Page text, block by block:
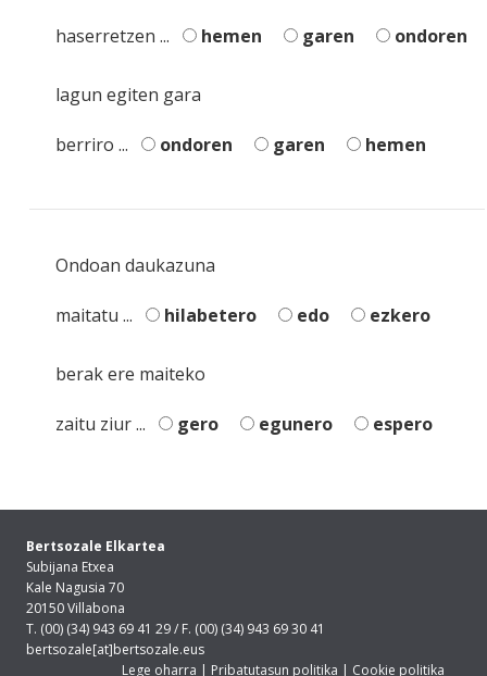
haserretzen ... hemen garen ondoren
lagun egiten gara
berriro ... ondoren garen hemen
Ondoan daukazuna
maitatu ... hilabetero edo ezkero
berak ere maiteko
zaitu ziur ... gero egunero espero
Bertsozale Elkartea
Subijana Etxea
Kale Nagusia 70
20150 Villabona
T. (00) (34) 943 69 41 29 / F. (00) (34) 943 69 30 41
bertsozale[at]bertsozale.eus
Lege oharra | Pribatutasun politika | Cookie politika